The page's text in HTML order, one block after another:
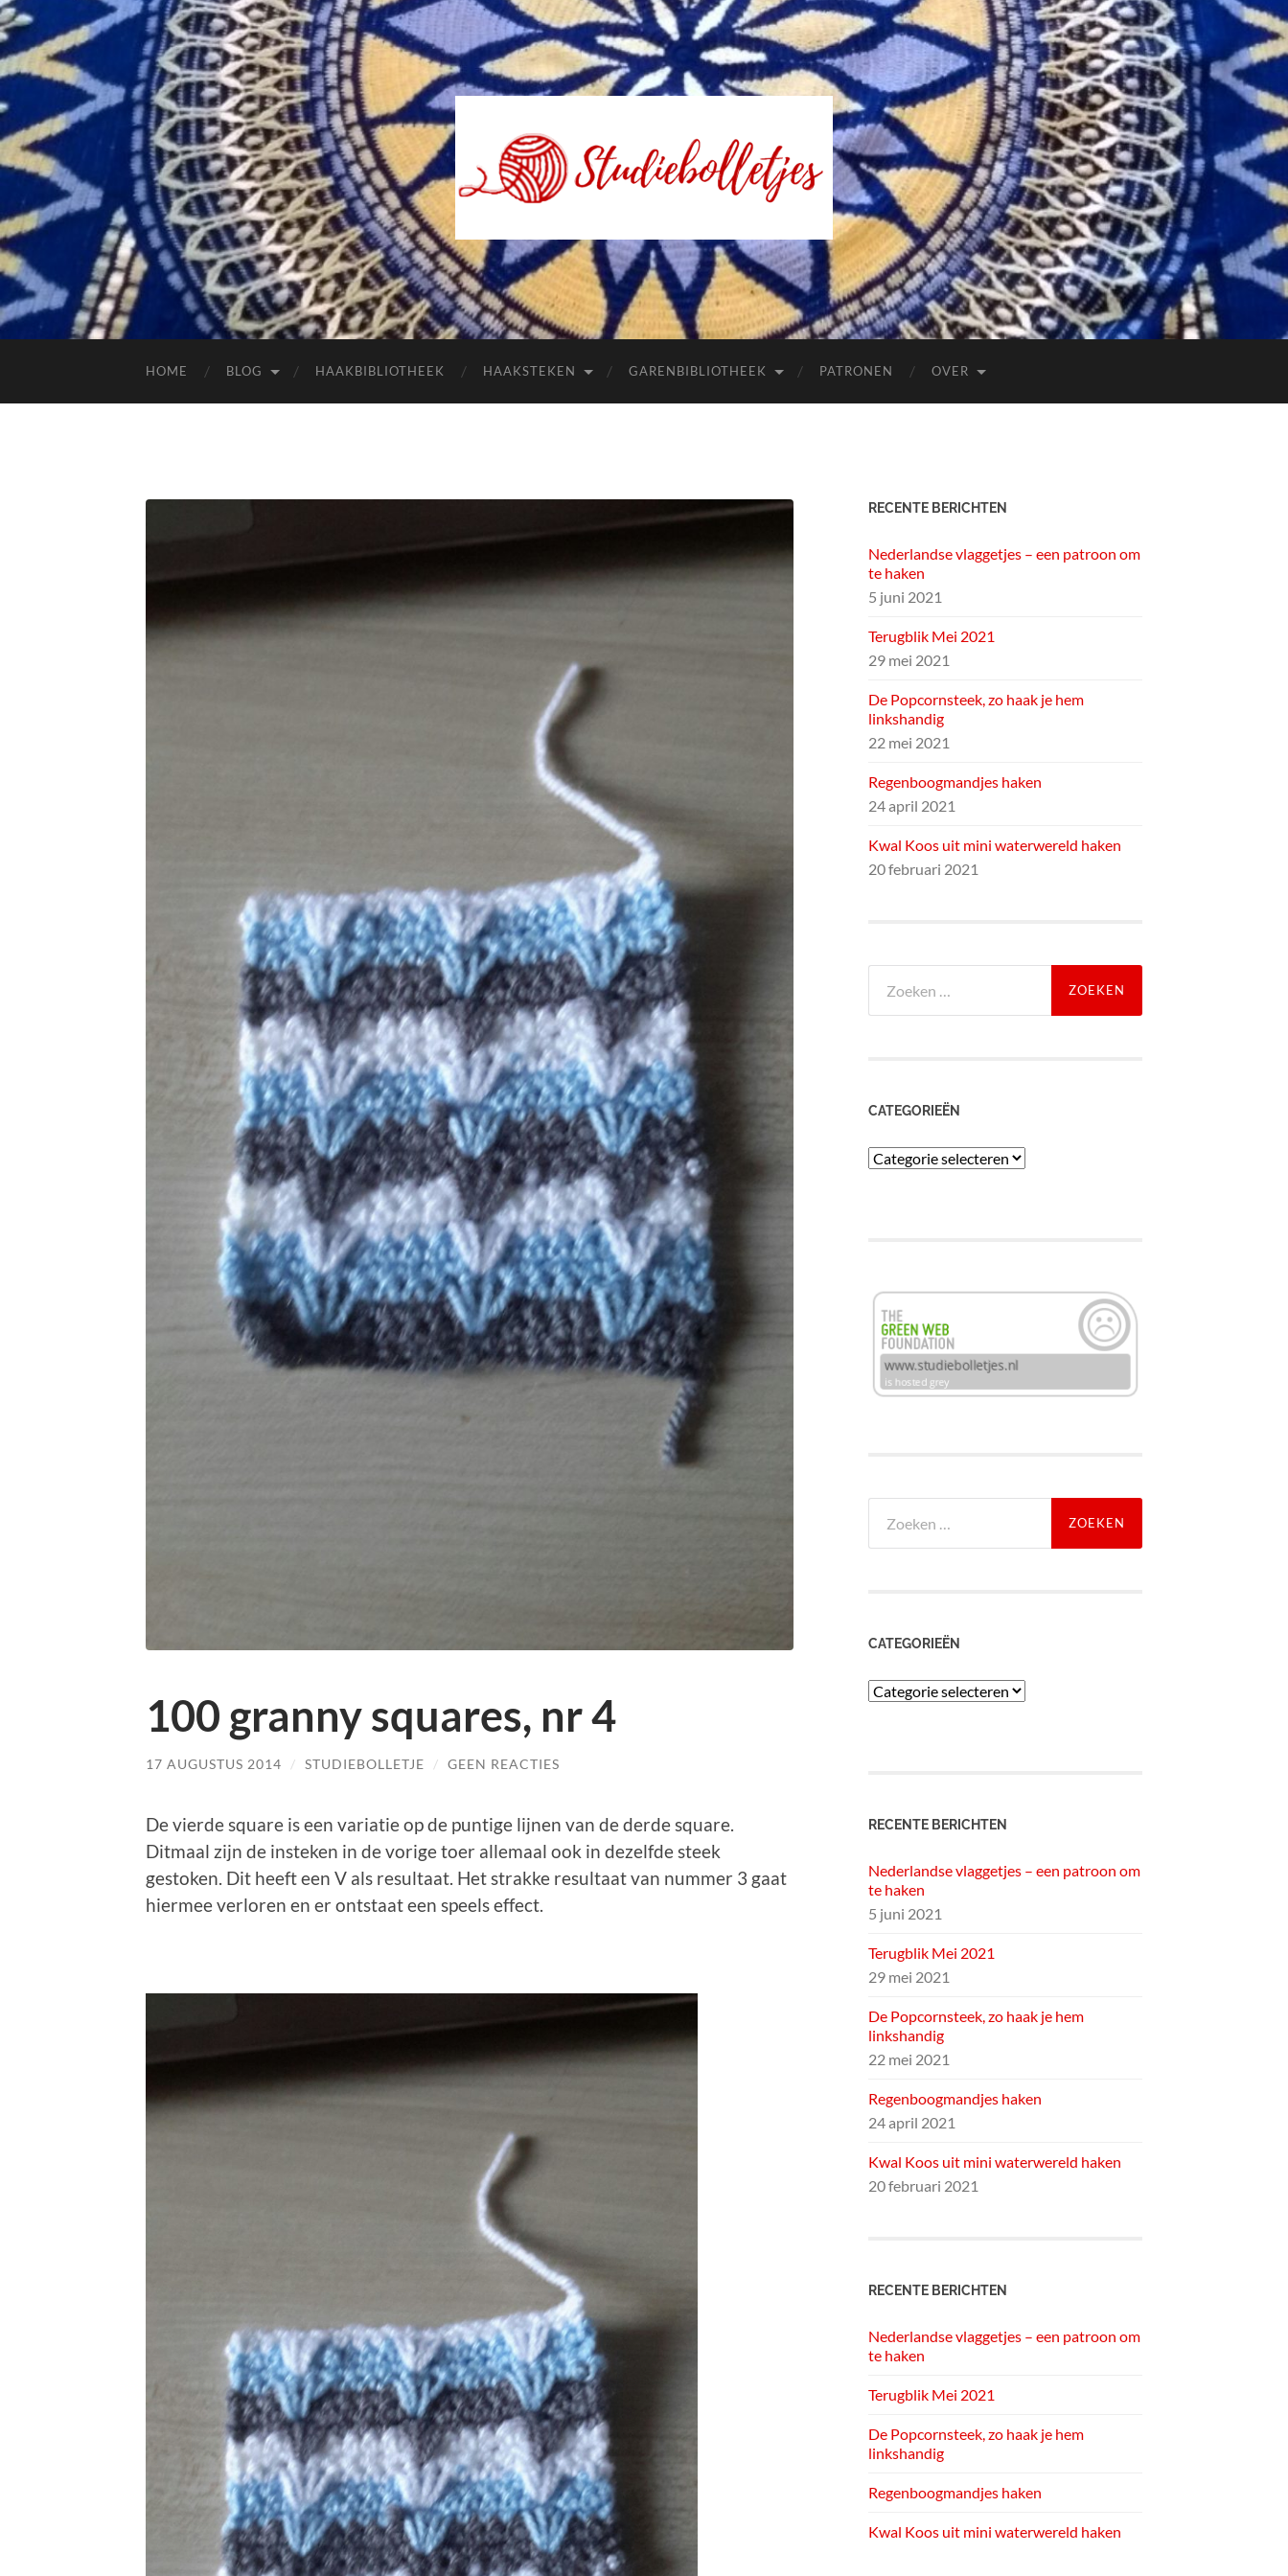
Studiebolletjes
HOME BLOG HAAKBIBLIOTHEEK HAAKSTEKEN GARENBIBLIOTHEEK PATRONEN OVER
100 granny squares, nr 4
17 AUGUSTUS 2014 / STUDIEBOLLETJE / GEEN REACTIES
De vierde square is een variatie op de puntige lijnen van de derde square.
Ditmaal zijn de insteken in de vorige toer allemaal ook in dezelfde steek
gestoken. Dit heeft een V als resultaat. Het strakke resultaat van nummer 3 gaat
hiermee verloren en er ontstaat een speels effect.
RECENTE BERICHTEN
Nederlandse vlaggetjes – een patroon om
te haken
5 juni 2021
Terugblik Mei 2021
29 mei 2021
De Popcornsteek, zo haak je hem
linkshandig
22 mei 2021
Regenboogmandjes haken
24 april 2021
Kwal Koos uit mini waterwereld haken
20 februari 2021
naar:
CATEGORIEËN
Categorieën
naar:
CATEGORIEËN
Categorieën
RECENTE BERICHTEN
Nederlandse vlaggetjes – een patroon om
te haken
5 juni 2021
Terugblik Mei 2021
29 mei 2021
De Popcornsteek, zo haak je hem
linkshandig
22 mei 2021
Regenboogmandjes haken
24 april 2021
Kwal Koos uit mini waterwereld haken
20 februari 2021
RECENTE BERICHTEN
Nederlandse vlaggetjes – een patroon om
te haken
Terugblik Mei 2021
De Popcornsteek, zo haak je hem
linkshandig
Regenboogmandjes haken
Kwal Koos uit mini waterwereld haken